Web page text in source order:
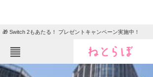
🎁 Switch 2もあたる！ プレゼントキャンペーン実施中！
ねとらぼメニュー